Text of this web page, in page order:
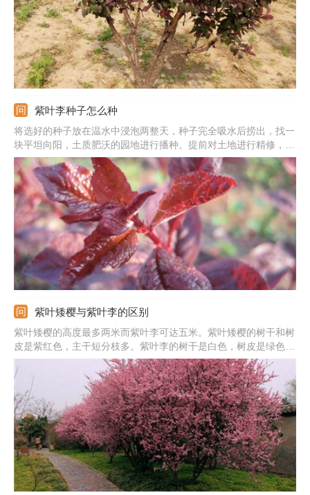
紫叶李种子怎么种
将选好的种子放在温水中浸泡两整天，种子完全吸水后捞出，找一
块平坦向阳，土质肥沃的园地进行播种。提前对土地进行精修，深
度翻土后将杂质剔除，用多菌灵进行杀菌，最后留下松软肥沃的园
土。将浸泡之后的种子播到园地中，可以提前挖好两公分的小坑，
将种子放进去之后，喷撒适量水，用土将种子盖上，整平即可。
紫叶矮樱与紫叶李的区别
紫叶矮樱的高度最多两米而紫叶李可达五米。紫叶矮樱的树干和树
皮是紫红色，主干短分枝多。紫叶李的树干是白色，树皮是绿色，
主干很长。紫叶矮樱的花色比较鲜艳，到花后期，偏粉红色。紫叶
李的花色偏白，到了后期基本上就是白色的。